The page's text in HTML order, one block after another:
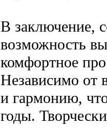
В заключение,
возможность
комфортное
Независимо от
и гармонию,
годы.